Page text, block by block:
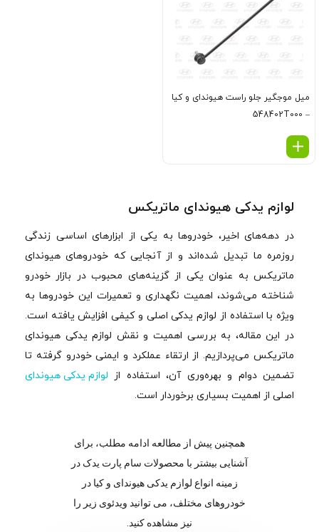
ميل موجگير جلو راست هیوندای و کیا
– 548402T000
لوازم یدکی هیوندای ماتریکس
در دهه‌های اخیر، خودروها به یکی از ابزارهای اساسی زندگی
روزمره ما تبدیل شده‌اند و از آنجایی که خودروهای هیوندای
ماتریکس به عنوان یکی از گزینه‌های محبوب در بازار خودرو
شناخته می‌شوند، اهمیت نگهداری و تعمیرات این خودروها به
ویژه با استفاده از لوازم یدکی اصلی و کیفی افزایش یافته است.
در این مقاله، به بررسی اهمیت و نقش لوازم یدکی هیوندای
ماتریکس می‌پردازیم. از ارتقاء عملکرد و ایمنی خودرو گرفته تا
تضمین دوام و بهره‌وری آن، استفاده از لوازم یدکی هیوندای
اصلی از اهمیت بسیاری برخوردار است.
همچنین پیش از مطالعه ادامه مطلب، برای
آشنایی بیشتر با محصولات سام پارت یدک در
زمینه انواع لوازم یدکی هیوندای و کیا در
خودروهای مختلف، می توانید ویدئوی زیر را
نیز مشاهده کنید.